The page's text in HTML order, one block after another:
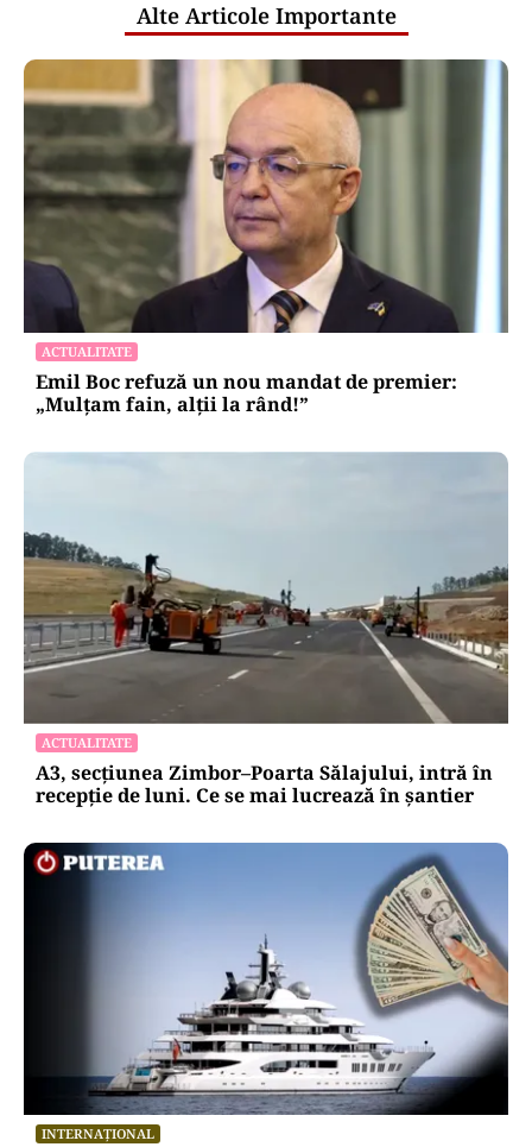
Alte Articole Importante
ACTUALITATE
Emil Boc refuză un nou mandat de premier:
„Mulțam fain, alții la rând!”
ACTUALITATE
A3, secțiunea Zimbor–Poarta Sălajului, intră în
recepție de luni. Ce se mai lucrează în șantier
INTERNAȚIONAL